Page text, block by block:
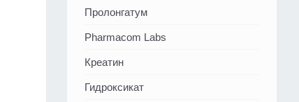
Пролонгатум
Pharmacom Labs
Креатин
Гидроксикат